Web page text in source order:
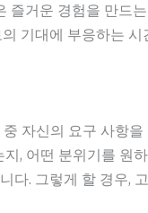
즐거운 경험을 만드
기대에 부응하는
자신의 요구 사항
, 어떤 분위기를 원
다. 그렇게 할 경우,